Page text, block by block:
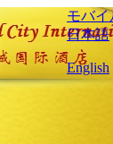
モバイ
日本語
English